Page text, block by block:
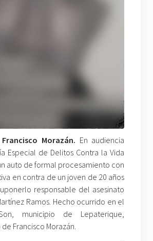
Morazán. En audiencia
Especial de Delitos Contra la Vida
auto de formal procesamiento con
en contra de un joven de 20 años
responsable del asesinato
Ramos. Hecho ocurrido en el
municipio de Lepaterique,
Francisco Morazán.